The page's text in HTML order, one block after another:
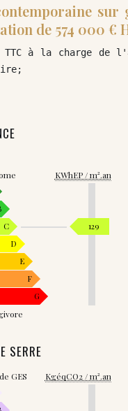
sur
de 574 000 €
TTC à la charge de
KWhEP / m².an
C
D
E
F
G
129
SERRE
GES KgéqCO2 / m².an